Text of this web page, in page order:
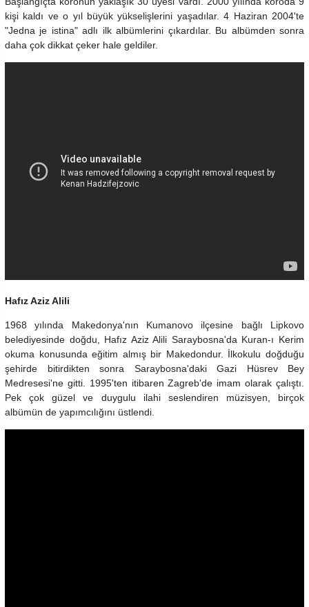
kişi kaldı ve o yıl büyük yükselişlerini yaşadılar. 4 Haziran 2004'te
"Jedna je istina" adlı ilk albümlerini çıkardılar. Bu albümden sonra
daha çok dikkat çeker hale geldiler.
Hafız Aziz Alili
1968 yılında Makedonya'nın Kumanovo ilçesine bağlı Lipkovo
belediyesinde doğdu, Hafız Aziz Alili Saraybosna'da Kuran-ı Kerim
okuma konusunda eğitim almış bir Makedondur. İlkokulu doğduğu
şehirde bitirdikten sonra Saraybosna'daki Gazi Hüsrev Bey
Medresesi'ne gitti. 1995'ten itibaren Zagreb'de imam olarak çalıştı.
Pek çok güzel ve duygulu ilahi seslendiren müzisyen, birçok
albümün de yapımcılığını üstlendi.